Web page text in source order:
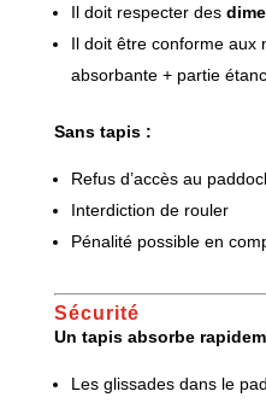
Il doit respecter des
Il doit être conforme aux
absorbante + partie
Sans tapis :
Refus d’accès au
Interdiction de rouler
Pénalité possible en
Sécurité
Un tapis absorbe
Les glissades dans le